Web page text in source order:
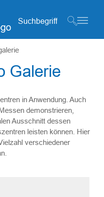
Suchformular
Galerie
in Anwendung. Auch
demonstrieren,
Ausschnitt dessen
leisten können. Hier
verschiedener